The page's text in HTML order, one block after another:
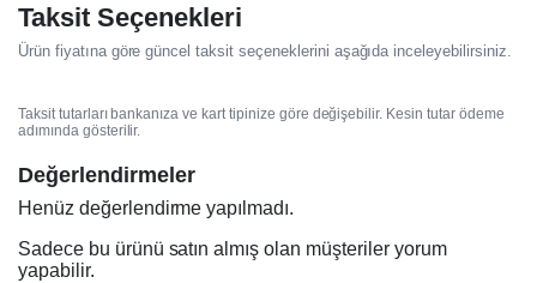
Taksit Seçenekleri
Ürün fiyatına göre güncel taksit seçeneklerini aşağıda inceleyebilirsiniz.
Taksit tutarları bankanıza ve kart tipinize göre değişebilir. Kesin tutar ödeme
adımında gösterilir.
Değerlendirmeler
Henüz değerlendirme yapılmadı.
Sadece bu ürünü satın almış olan müşteriler yorum
yapabilir.